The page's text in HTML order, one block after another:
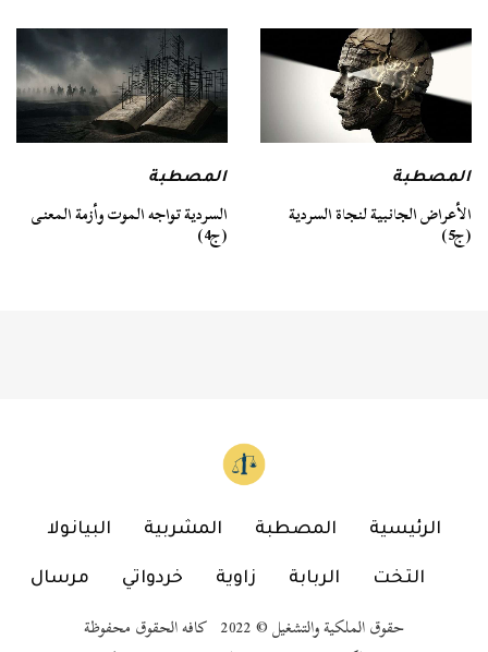
المصطبة
الأعراض الجانبية لنجاة السردية
(ج5)
المصطبة
السردية تواجه الموت وأزمة المعنى
(ج4)
الرئيسية المصطبة المشربية البيانولا
التخت الربابة زاوية خردواتي مرسال
حقوق الملكية والتشغيل © 2022 كافه الحقوق محفوظة